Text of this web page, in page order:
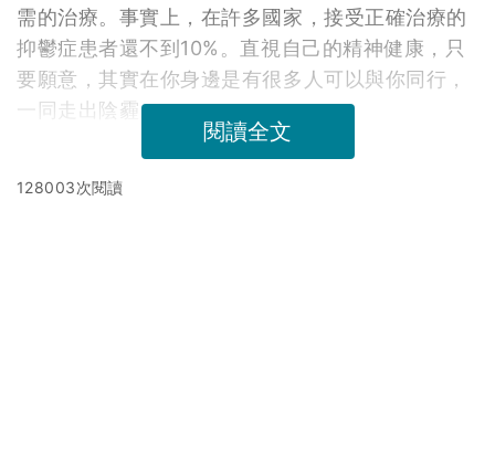
需的治療。事實上，在許多國家，接受正確治療的
抑鬱症患者還不到10%。直視自己的精神健康，只
要願意，其實在你身邊是有很多人可以與你同行，
一同走出陰霾。
閱讀全文
128003次閱讀